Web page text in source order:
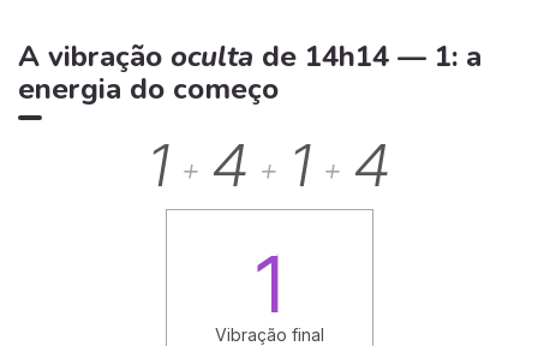
A vibração oculta de 14h14 — 1: a
energia do começo
1 + 4 + 1 + 4
1
Vibração final